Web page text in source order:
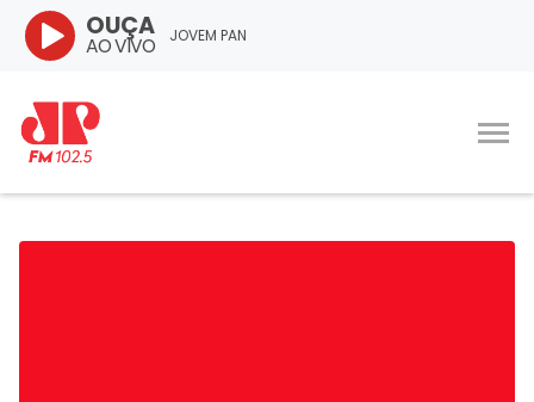
JOVEM PAN
OUÇA
AO VIVO